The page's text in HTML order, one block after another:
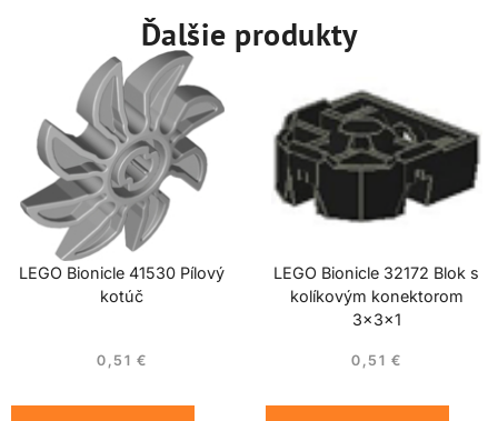
Ďalšie produkty
LEGO Bionicle 41530 Pílový
kotúč
0,51 €
LEGO Bionicle 32172 Blok s
kolíkovým konektorom
3x3x1
0,51 €